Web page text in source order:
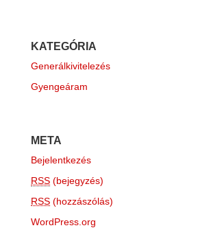
KATEGÓRIA
Generálkivitelezés
Gyengeáram
META
Bejelentkezés
RSS (bejegyzés)
RSS (hozzászólás)
WordPress.org